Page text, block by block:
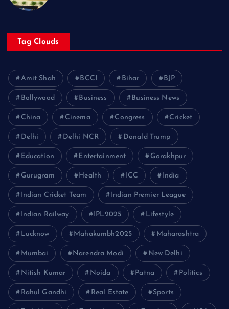
Tag Clouds
Amit Shah BCCI Bihar BJP
Bollywood Business Business News
China Cinema Congress Cricket
Delhi Delhi NCR Donald Trump
Education Entertainment Gorakhpur
Gurugram Health ICC India
Indian Cricket Team Indian Premier League
Indian Railway IPL2025 Lifestyle
Lucknow Mahakumbh2025 Maharashtra
Mumbai Narendra Modi New Delhi
Nitish Kumar Noida Patna Politics
Rahul Gandhi Real Estate Sports